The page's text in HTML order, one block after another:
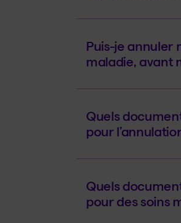
Puis-je annuler
maladie, avant
Quels
pour
Quels
pour des soins